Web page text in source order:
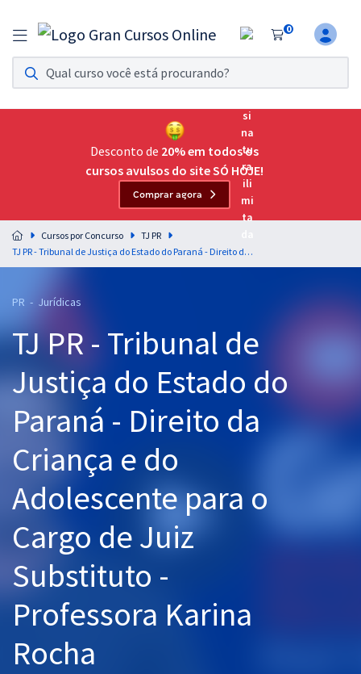
0
Assinatura Ilimitada 11
Acesso a todos os cursos. Teste grátis por 7 dias!
Assinatura OAB Até Passar
Acesso ilimitado a toda preparação para o Exame da
Residências Multiprofissionais
Preparação completa e intensiva para as principais
residências em saúde do Brasil
Cursos 20% OFF
Pós
Graduação
OAB
Mentorias
Questões grátis
Aprovados
Desconto de 20% em todos os
cursos avulsos do site SÓ HOJE!
Comprar agora
Cursos por Concurso
TJ PR
TJ PR - Tribunal de Justiça do Estado do Paraná - Direito da Criança e do Adolescente para o Cargo de Juiz Substituto - Professora Karina Rocha
PR - Jurídicas
TJ PR - Tribunal de
Justiça do Estado do
Paraná - Direito da
Criança e do
Adolescente para o
Cargo de Juiz
Substituto -
Professora Karina
Rocha